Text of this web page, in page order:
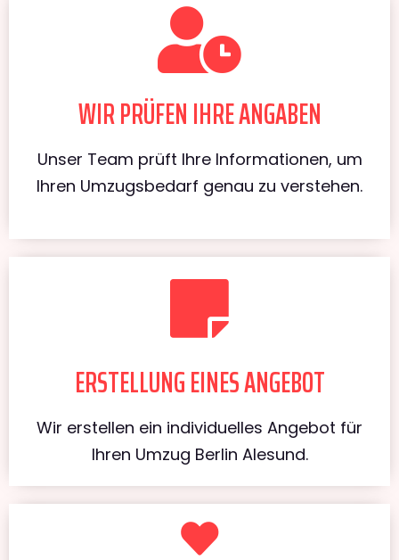
WIR PRÜFEN IHRE ANGABEN
Unser Team prüft Ihre Informationen, um
Ihren Umzugsbedarf genau zu verstehen.
ERSTELLUNG EINES ANGEBOT
Wir erstellen ein individuelles Angebot für
Ihren Umzug Berlin Alesund.